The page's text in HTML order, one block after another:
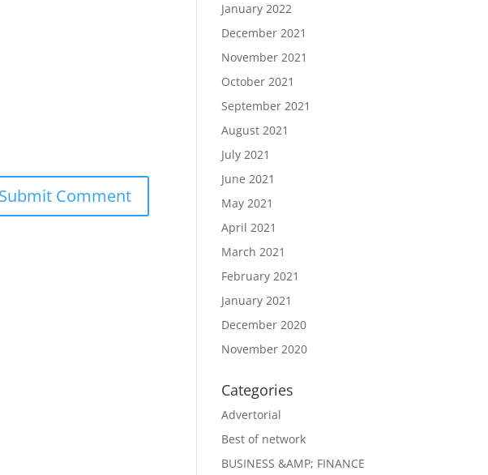
January 2022
December 2021
November 2021
October 2021
September 2021
August 2021
July 2021
June 2021
May 2021
April 2021
March 2021
February 2021
January 2021
December 2020
November 2020
Categories
Advertorial
Best of network
BUSINESS &AMP; FINANCE